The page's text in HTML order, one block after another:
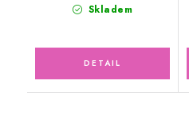
Skladem